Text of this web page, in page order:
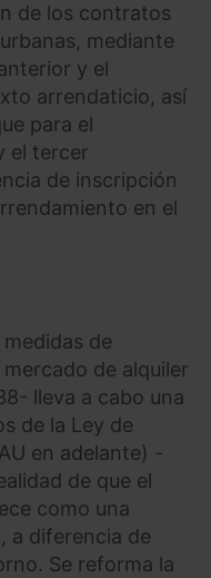
de los contratos
mediante
y el
arrendaticio, así
para el
el tercer
de inscripción
en el
de
de alquiler
lleva a cabo una
de la Ley de
en adelante) -
de que el
como una
a diferencia de
Se reforma la